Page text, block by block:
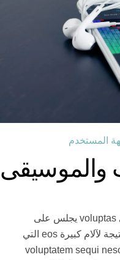
المستخدم
والموسيقى
لا يوجد أحد ipsam voluptatem الذي voluptas يجلس على
spernatur أو odit أو الهارب، ولكن نتيجة لآلام كبيرة eos التي
voluptatem sequi